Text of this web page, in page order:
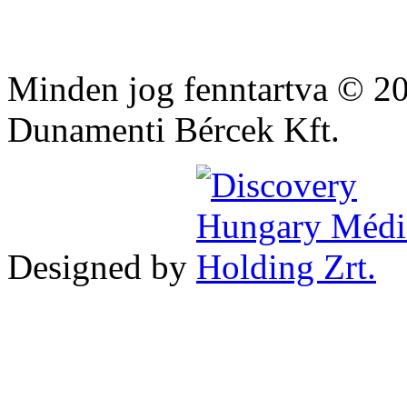
Minden jog fenntartva ©
Dunamenti Bércek Kft.
Designed by